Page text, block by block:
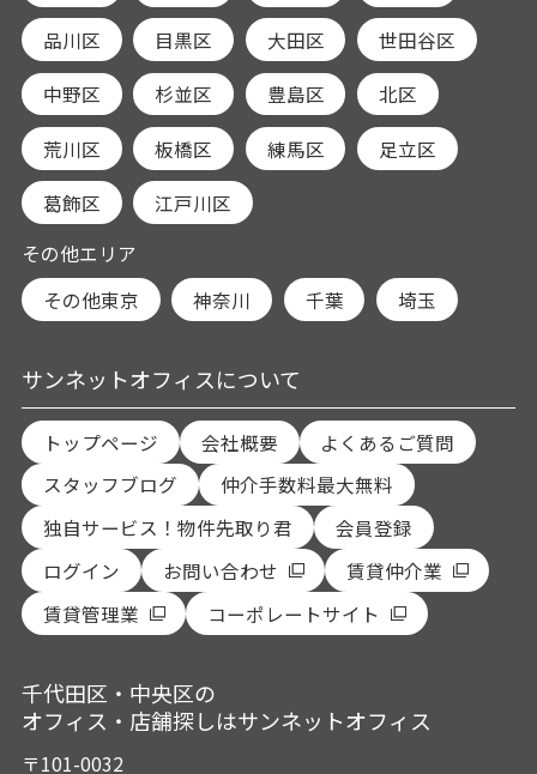
品川区 目黒区 大田区 世田谷区
中野区 杉並区 豊島区 北区
荒川区 板橋区 練馬区 足立区
葛飾区
江戸川区
その他エリア
その他東京
神奈川 千葉 埼玉
サンネットオフィスについて
トップページ 会社概要
よくあるご質問
スタッフブログ
仲介手数料最大無料
独自サービス！物件先取り君
会員登録
ログイン
お問い合わせ
賃貸仲介業
賃貸管理業
コーポレートサイト
千代田区・中央区の
オフィス・店舗探しはサンネットオフィス
〒101-0032